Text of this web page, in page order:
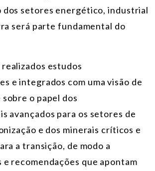
setores energético, industrial
será parte fundamental do
realizados estudos
e integrados com uma visão de
o papel dos
avançados para os setores de
e dos minerais críticos e
a transição, de modo a
e recomendações que apontam